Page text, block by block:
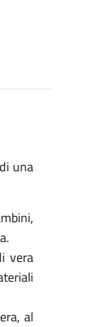
una
vera
al